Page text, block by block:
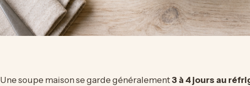
Une soupe maison se garde généralement3 à 4 jours au